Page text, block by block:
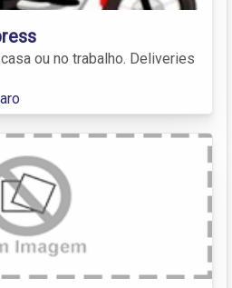
ou no trabalho. Deliveries